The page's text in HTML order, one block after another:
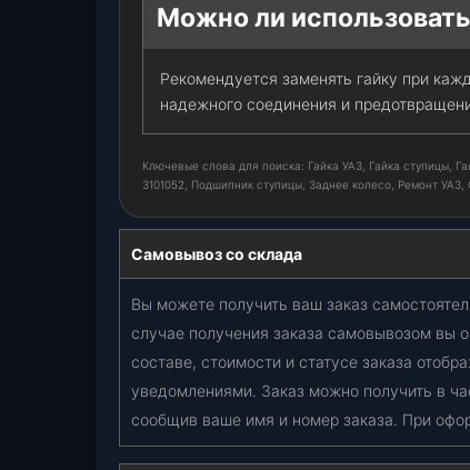
Можно ли
Рекомендуется заменять гайку при
надежного соединения и
Ключевые слова для поиска: Гайка УАЗ, Гайка ступицы,
3101052, Подшипник ступицы, Заднее колесо, Ремонт
Самовывоз со склада
Вы можете получить ваш заказ
случае получения заказа самовывозом вы
составе, стоимости и статусе заказа
уведомлениями. Заказ можно получить в
сообщив ваше имя и номер заказа. При